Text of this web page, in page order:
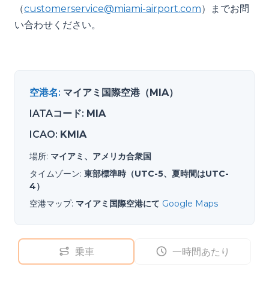
（customerservice@miami-airport.com）までお問
い合わせください。
空港名: マイアミ国際空港（MIA）
IATAコード: MIA
ICAO: KMIA
場所: マイアミ、アメリカ合衆国
タイムゾーン: 東部標準時（UTC-5、夏時間はUTC-
4）
空港マップ: マイアミ国際空港にて Google Maps